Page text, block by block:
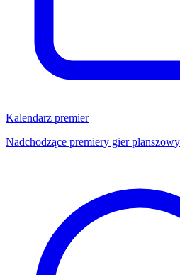
Kalendarz premier
Nadchodzące premiery gier